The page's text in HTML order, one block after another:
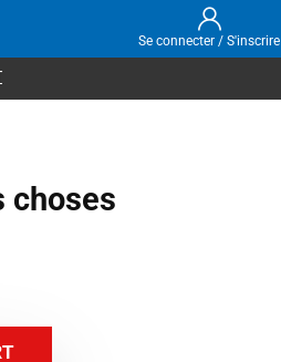
Se connecter / S'inscrire
choses